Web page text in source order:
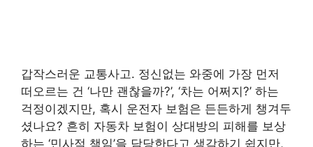
갑작스러운 교통사고. 정신없는 와중에 가장 먼저
떠오르는 건 ‘나만 괜찮을까?’, ‘차는 어쩌지?’ 하는
걱정이겠지만, 혹시 운전자 보험은 든든하게 챙겨두
셨나요? 흔히 자동차 보험이 상대방의 피해를 보상
하는 ‘민사적 책임’을 담당한다고 생각하기 쉽지만,